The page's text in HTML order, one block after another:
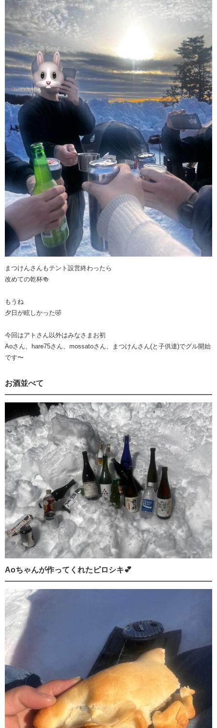
まつけんさんもテント設営終わったら
改めての乾杯🍻
もうね
夕日が眩しかった🤣
今回はアトさん以外はみなさまお初
Aoさん、hare75さん、mossatoさん、まつけんさん(と子供達)でグル開始
です〜
お酒並べて
Aoちゃんが作ってくれたピロシキ💕